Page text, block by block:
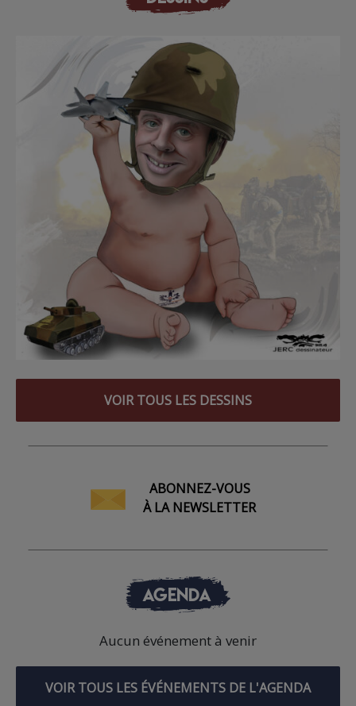
VOIR TOUS LES DESSINS
ABONNEZ-VOUS
À LA NEWSLETTER
AGENDA
Aucun événement à venir
VOIR TOUS LES ÉVÉNEMENTS DE L'AGENDA